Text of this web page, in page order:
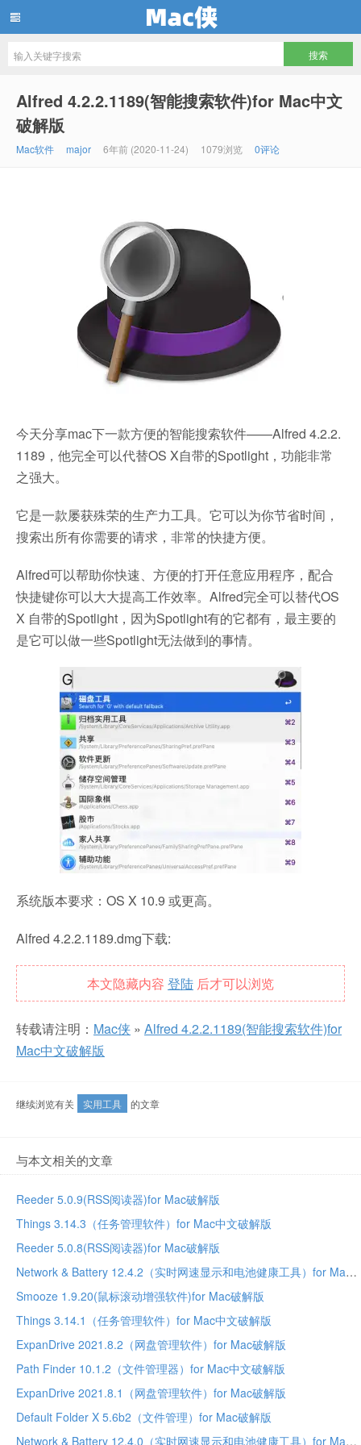
Alfred 4.2.2.1189(智能搜索软件)for Mac中文
破解版
Mac软件 major 6年前 (2020-11-24) 1079浏览 0评论
今天分享mac下一款方便的智能搜索软件——Alfred 4.2.2.
1189，他完全可以代替OS X自带的Spotlight，功能非常
之强大。
它是一款屡获殊荣的生产力工具。它可以为你节省时间，
搜索出所有你需要的请求，非常的快捷方便。
Alfred可以帮助你快速、方便的打开任意应用程序，配合
快捷键你可以大大提高工作效率。Alfred完全可以替代OS
X 自带的Spotlight，因为Spotlight有的它都有，最主要的
是它可以做一些Spotlight无法做到的事情。
系统版本要求：OS X 10.9 或更高。
Alfred 4.2.2.1189.dmg下载:
本文隐藏内容 登陆 后才可以浏览
转载请注明： Mac侠 » Alfred 4.2.2.1189(智能搜索软件)for
Mac中文破解版
继续浏览有关 实用工具 的文章
与本文相关的文章
Reeder 5.0.9(RSS阅读器)for Mac破解版
Things 3.14.3（任务管理软件）for Mac中文破解版
Reeder 5.0.8(RSS阅读器)for Mac破解版
Network & Battery 12.4.2（实时网速显示和电池健康工具）for Mac中文破解版
Smooze 1.9.20(鼠标滚动增强软件)for Mac破解版
Things 3.14.1（任务管理软件）for Mac中文破解版
ExpanDrive 2021.8.2（网盘管理软件）for Mac破解版
Path Finder 10.1.2（文件管理器）for Mac中文破解版
ExpanDrive 2021.8.1（网盘管理软件）for Mac破解版
Default Folder X 5.6b2（文件管理）for Mac破解版
Network & Battery 12.4.0（实时网速显示和电池健康工具）for Mac中文破解版